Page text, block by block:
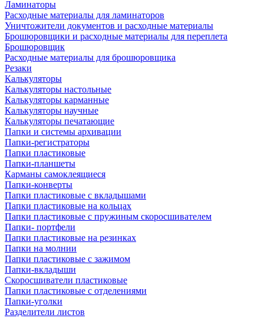
Ламинаторы
Расходные материалы для ламинаторов
Уничтожители документов и расходные материалы
Брошюровщики и расходные материалы для переплета
Брошюровщик
Расходные материалы для брошюровщика
Резаки
Калькуляторы
Калькуляторы настольные
Калькуляторы карманные
Калькуляторы научные
Калькуляторы печатающие
Папки и системы архивации
Папки-регистраторы
Папки пластиковые
Папки-планшеты
Карманы самоклеящиеся
Папки-конверты
Папки пластиковые с вкладышами
Папки пластиковые на кольцах
Папки пластиковые с пружиным скоросшивателем
Папки- портфели
Папки пластиковые на резинках
Папки на молнии
Папки пластиковые с зажимом
Папки-вкладыши
Скоросшиватели пластиковые
Папки пластиковые с отделениями
Папки-уголки
Разделители листов